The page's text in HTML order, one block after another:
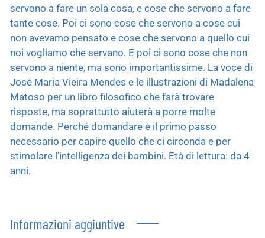
servono a fare un sola cosa, e cose che servono a fare
tante cose. Poi ci sono cose che servono a cose cui
non avevamo pensato e cose che servono a quello cui
noi vogliamo che servano. E poi ci sono cose che non
servono a niente, ma sono importantissime. La voce di
José Maria Vieira Mendes e le illustrazioni di Madalena
Matoso per un libro filosofico che farà trovare
risposte, ma soprattutto aiuterà a porre molte
domande. Perché domandare è il primo passo
necessario per capire quello che ci circonda e per
stimolare l’intelligenza dei bambini. Età di lettura: da 4
anni.
Informazioni aggiuntive